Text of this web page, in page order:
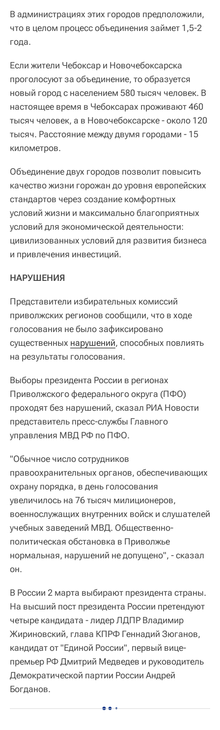
В администрациях этих городов предположили,
что в целом процесс объединения займет 1,5-2
года.
Если жители Чебоксар и Новочебоксарска
проголосуют за объединение, то образуется
новый город с населением 580 тысяч человек. В
настоящее время в Чебоксарах проживают 460
тысяч человек, а в Новочебоксарске - около 120
тысяч. Расстояние между двумя городами - 15
километров.
Объединение двух городов позволит повысить
качество жизни горожан до уровня европейских
стандартов через создание комфортных
условий жизни и максимально благоприятных
условий для экономической деятельности:
цивилизованных условий для развития бизнеса
и привлечения инвестиций.
НАРУШЕНИЯ
Представители избирательных комиссий
приволжских регионов сообщили, что в ходе
голосования не было зафиксировано
существенных нарушений, способных повлиять
на результаты голосования.
Выборы президента России в регионах
Приволжского федерального округа (ПФО)
проходят без нарушений, сказал РИА Новости
представитель пресс-службы Главного
управления МВД РФ по ПФО.
"Обычное число сотрудников
правоохранительных органов, обеспечивающих
охрану порядка, в день голосования
увеличилось на 76 тысяч милиционеров,
военнослужащих внутренних войск и слушателей
учебных заведений МВД. Общественно-
политическая обстановка в Приволжье
нормальная, нарушений не допущено", - сказал
он.
В России 2 марта выбирают президента страны.
На высший пост президента России претендуют
четыре кандидата - лидер ЛДПР Владимир
Жириновский, глава КПРФ Геннадий Зюганов,
кандидат от "Единой России", первый вице-
премьер РФ Дмитрий Медведев и руководитель
Демократической партии России Андрей
Богданов.